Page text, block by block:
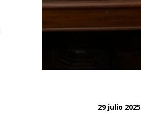
29 julio 2025